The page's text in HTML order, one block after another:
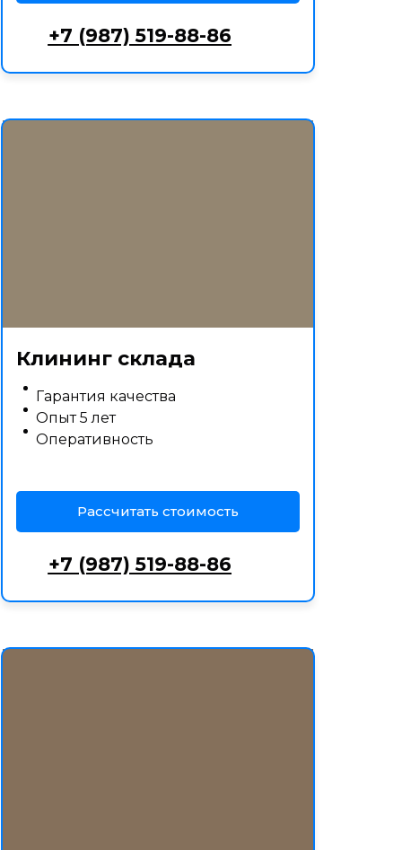
+7 (987) 519-88-86
Клининг склада
Гарантия качества
Опыт 5 лет
Оперативность
Рассчитать стоимость
+7 (987) 519-88-86